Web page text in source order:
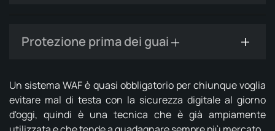
Protezione prima dei guai
Un sistema WAF è quasi obbligatorio per chiunque voglia
evitare mal di testa con la sicurezza digitale al giorno
d'oggi, quindi è una tecnica che è già ampiamente